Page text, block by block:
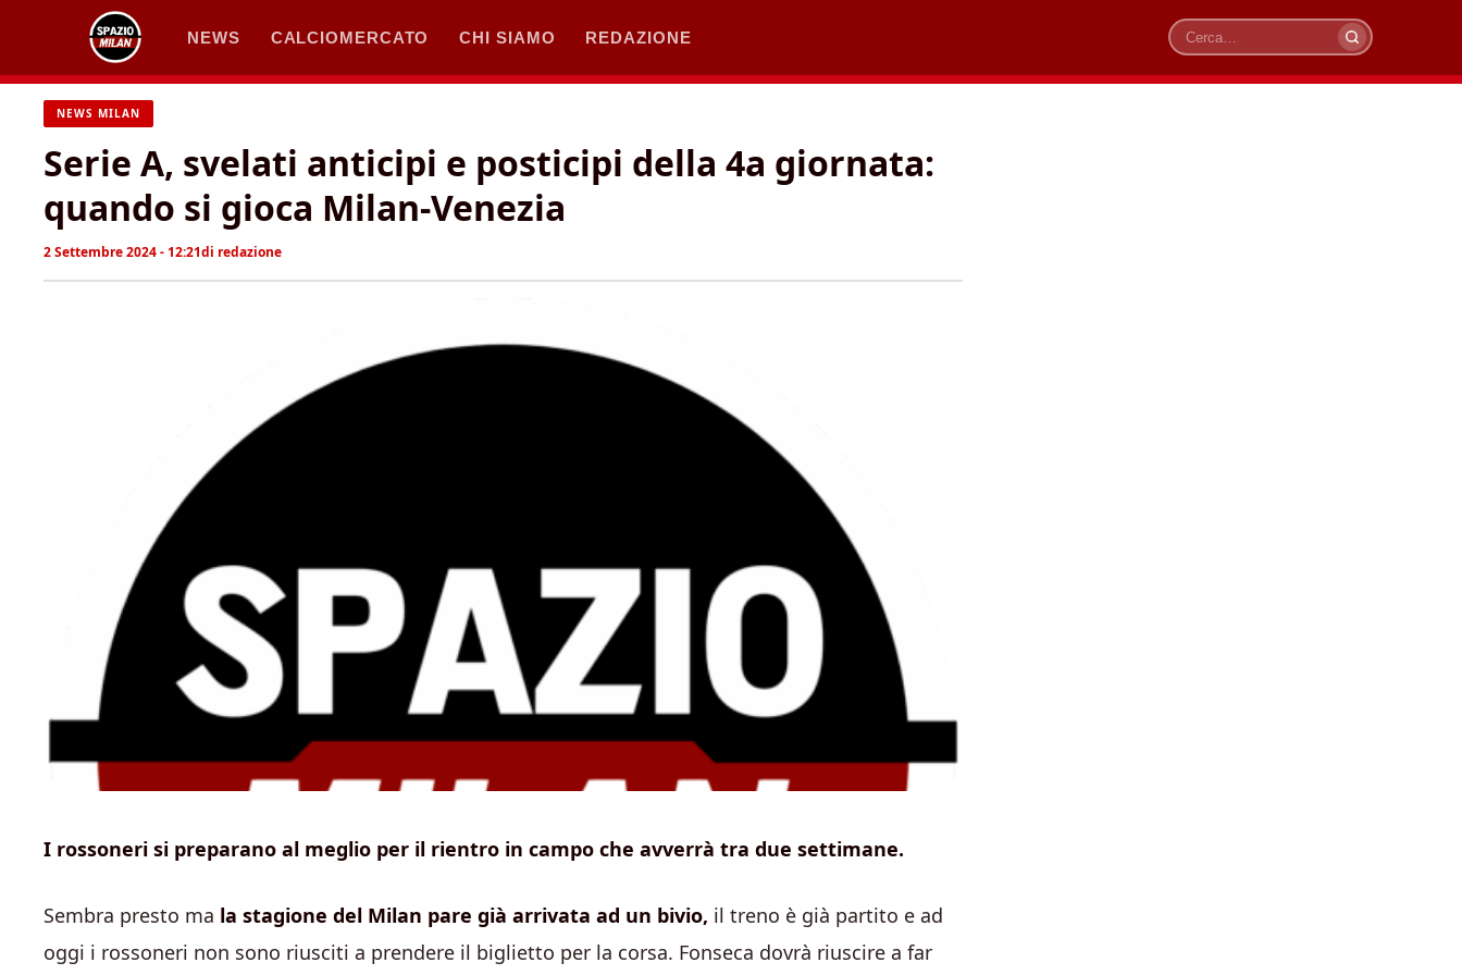
contenuto
NEWS CALCIOMERCATO CHI SIAMO REDAZIONE
Cerca
NEWS MILAN
Serie A, svelati anticipi e posticipi della 4a giornata:
quando si gioca Milan-Venezia
2 Settembre 2024 - 12:21di redazione
I rossoneri si preparano al meglio per il rientro in campo che avverrà tra due settimane.
Sembra presto ma la stagione del Milan pare già arrivata ad un bivio, il treno è già partito e ad
oggi i rossoneri non sono riusciti a prendere il biglietto per la corsa. Fonseca dovrà riuscire a far